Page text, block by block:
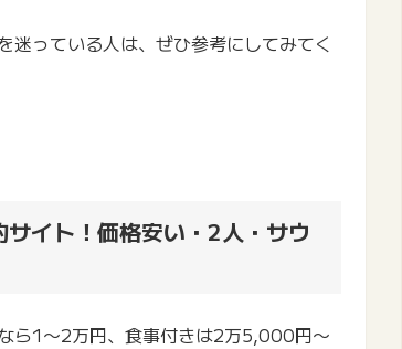
っている人は、ぜひ参考にしてみてく
サイト！価格安い・2人・サウ
ら1〜2万円、食事付きは2万5,000円〜